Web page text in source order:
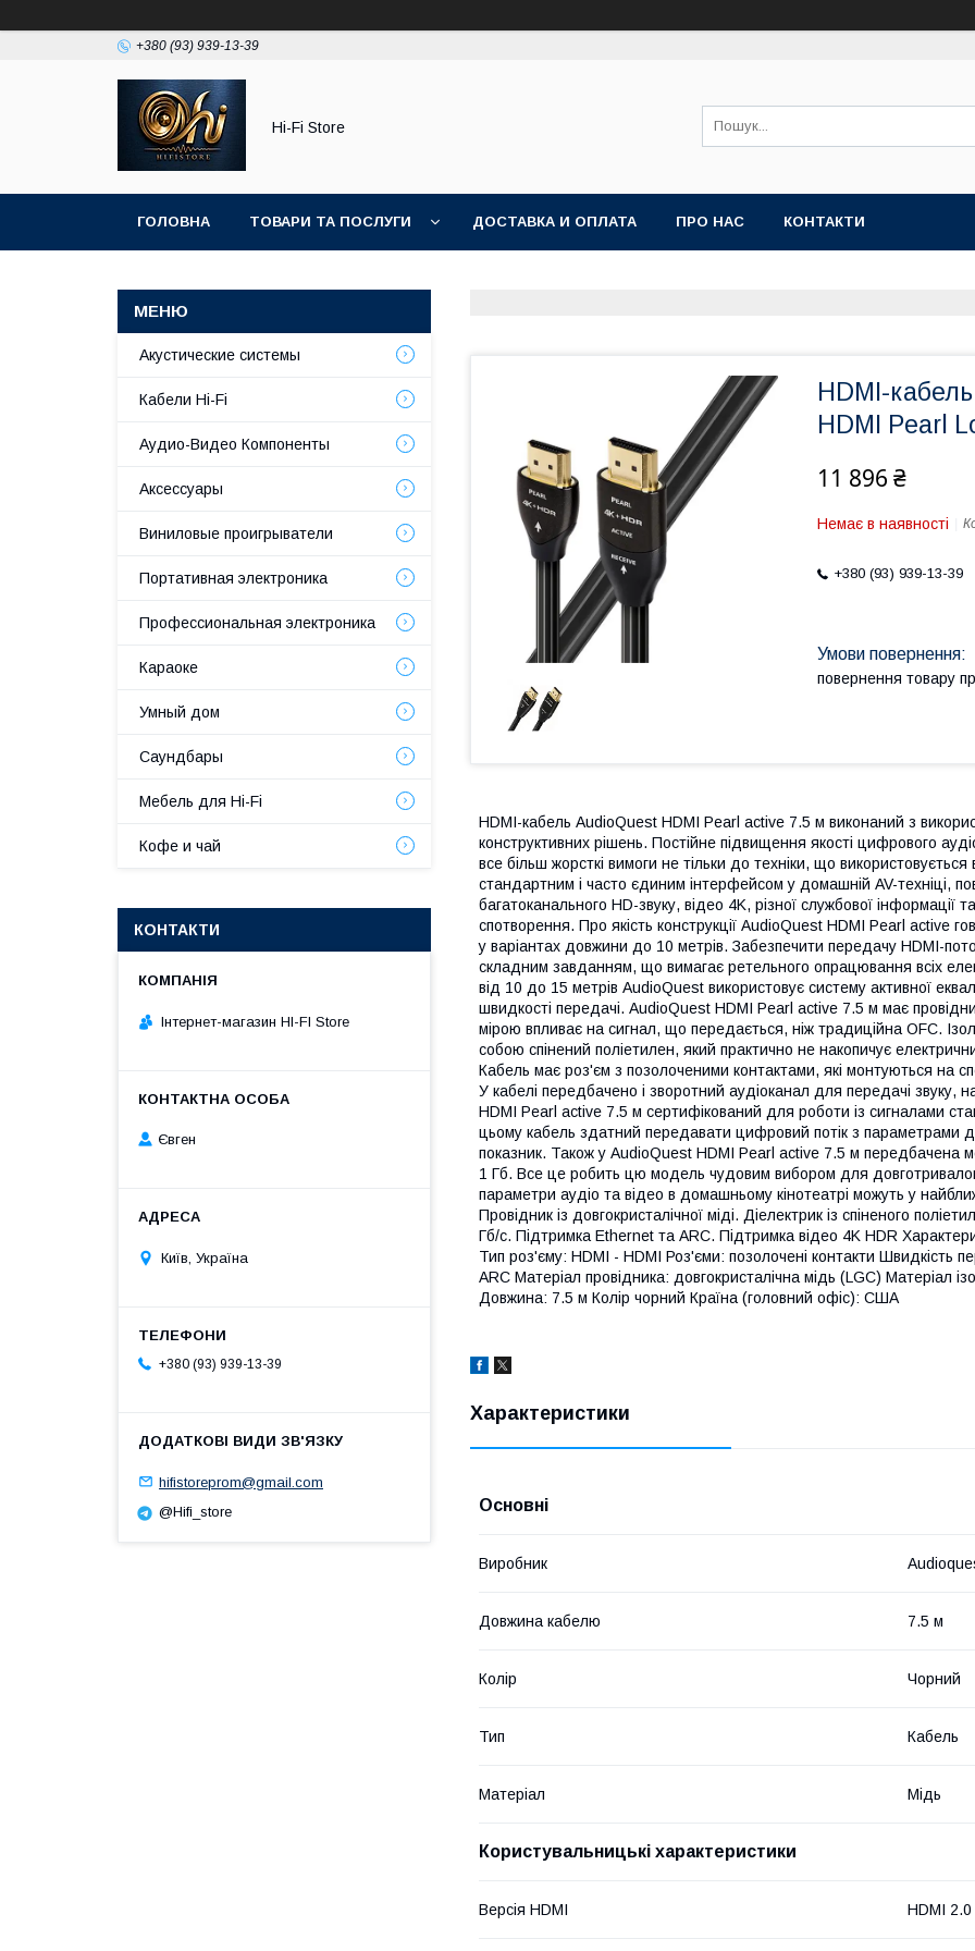
+380 (93) 939-13-39
Hi-Fi Store
ГОЛОВНА ТОВАРИ ТА ПОСЛУГИ ДОСТАВКА И ОПЛАТА ПРО НАС КОНТАКТИ
HDMI-
HDMI Pearl
11 896 ₴
Немає в наявності
+380 (93) 939-13-39
повернення товару
HDMI-кабель AudioQuest HDMI Pearl active 7.5 м виконаний з
конструктивних рішень. Постійне підвищення якості цифрового
все більш жорсткі вимоги не тільки до техніки, що
стандартним і часто єдиним інтерфейсом у домашній AV-техніці,
багатоканального HD-звуку, відео 4K, різної службової
спотворення. Про якість конструкції AudioQuest HDMI Pearl active
у варіантах довжини до 10 метрів. Забезпечити передачу HDMI-
складним завданням, що вимагає ретельного опрацювання всіх
від 10 до 15 метрів AudioQuest використовує систему активної
швидкості передачі. AudioQuest HDMI Pearl active 7.5 м має
мірою впливає на сигнал, що передається, ніж традиційна OFC.
собою спінений поліетилен, який практично не накопичує
Кабель має роз'єм з позолоченими контактами, які монтуються на
У кабелі передбачено і зворотний аудіоканал для передачі звуку,
HDMI Pearl active 7.5 м сертифікований для роботи із сигналами
цьому кабель здатний передавати цифровий потік з параметрами
показник. Також у AudioQuest HDMI Pearl active 7.5 м передбачена
1 Гб. Все це робить цю модель чудовим вибором для
параметри аудіо та відео в домашньому кінотеатрі можуть у
Провідник із довгокристалічної міді. Діелектрик із спіненого
Гб/с. Підтримка Ethernet та ARC. Підтримка відео 4K HDR
Тип роз'єму: HDMI - HDMI Роз'єми: позолочені контакти Швидкість
ARC Матеріал провідника: довгокристалічна мідь (LGC) Матеріал
Довжина: 7.5 м Колір чорний Країна (головний офіс): США
Характеристики
Основні
Виробник
Довжина кабелю 7.5 м
Колір Чорний
Тип Кабель
Матеріал Мідь
Користувальницькі характеристики
Версія HDMI HDMI 2.0
Акустические системы
Кабели Hi-Fi
Аудио-Видео Компоненты
Аксессуары
Виниловые проигрыватели
Портативная электроника
Профессиональная электроника
Караоке
Умный дом
Саундбары
Мебель для Hi-Fi
Кофе и чай
КОНТАКТИ
Інтернет-магазин HI-FI Store
Євген
Київ, Україна
+380 (93) 939-13-39
hifistoreprom@gmail.com
@Hifi_store